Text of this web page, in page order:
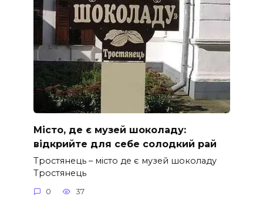
Місто, де є музей шоколаду:
відкрийте для себе солодкий рай
Тростянець – місто де є музей шоколаду
Тростянець
0 37